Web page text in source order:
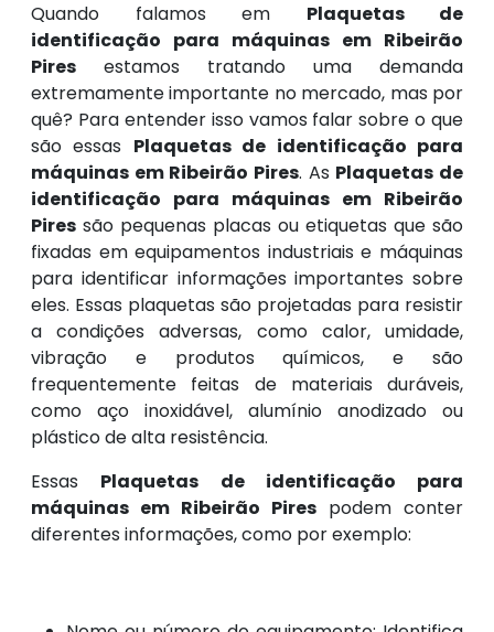
Quando falamos em Plaquetas de
identificação para máquinas em Ribeirão
Pires estamos tratando uma demanda
extremamente importante no mercado, mas por
quê? Para entender isso vamos falar sobre o que
são essas Plaquetas de identificação para
máquinas em Ribeirão Pires. As Plaquetas de
identificação para máquinas em Ribeirão
Pires são pequenas placas ou etiquetas que são
fixadas em equipamentos industriais e máquinas
para identificar informações importantes sobre
eles. Essas plaquetas são projetadas para resistir
a condições adversas, como calor, umidade,
vibração e produtos químicos, e são
frequentemente feitas de materiais duráveis,
como aço inoxidável, alumínio anodizado ou
plástico de alta resistência.
Essas Plaquetas de identificação para
máquinas em Ribeirão Pires podem conter
diferentes informações, como por exemplo: